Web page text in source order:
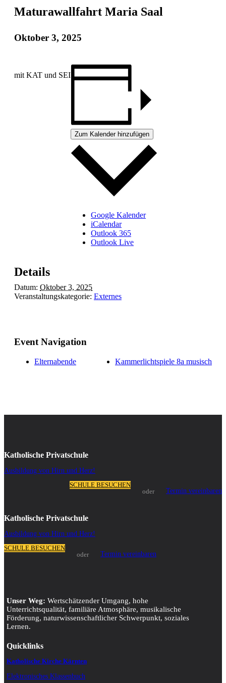
Maturawallfahrt Maria Saal
Oktober 3, 2025
mit KAT und SEI
Zum Kalender hinzufügen
Google Kalender
iCalendar
Outlook 365
Outlook Live
Details
Datum: Oktober 3, 2025
Veranstaltungskategorie: Externes
Event Navigation
Elternabende Kammerlichtspiele 8a musisch
Katholische Privatschule
Ausbildung von Hirn und Herz!
Termin vereinbaren
oder
SCHULE BESUCHEN
Katholische Privatschule
Ausbildung von Hirn und Herz!
SCHULE BESUCHEN
oder
Termin vereinbaren
Unser Weg: Wertschätzender Umgang, hohe
Unterrichtsqualität, familiäre Atmosphäre, musikalische
Förderung, naturwissenschaftlicher Schwerpunkt, soziales
Lernen.
Quicklinks
Katholische Kirche Kärnten
Elektronisches Klassenbuch